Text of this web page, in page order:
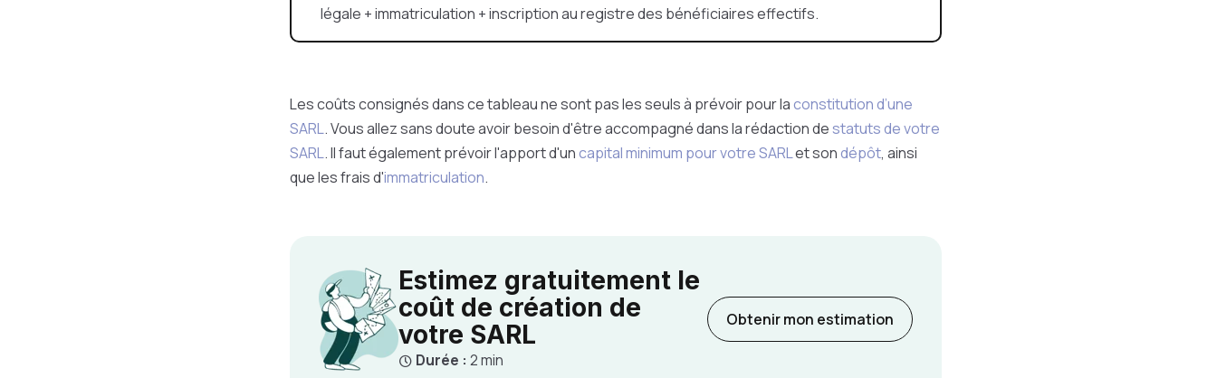
légale + immatriculation + inscription au registre des bénéficiaires effectifs.
Les coûts consignés dans ce tableau ne sont pas les seuls à prévoir pour laconstitution d’une
SARL. Vous allez sans doute avoir besoin d'être accompagné dans la rédaction destatuts de votre
SARL.Il faut également prévoir l'apport d'uncapital minimum pour votre SARLet sondépôt, ainsi
que les frais d'immatriculation.
Estimez gratuitement le
coût de création de
votre SARL
Durée : 2 min
Obtenir mon estimation